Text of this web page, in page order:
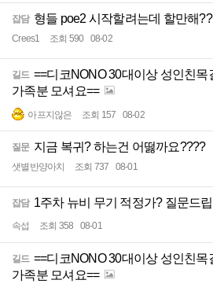
잡담 형들 poe2 시작할려는데 할만해??
Crees1 조회 590 08-02
길드 ==디코NONO 30대이상 성인친목
가족분 모셔요==
아프지않은 조회 157 08-02
질문 지금 복귀? 하는건 어떯까요????
샛별반양아치 조회 737 08-01
잡담 1주차 뉴비 무기 적정가? 질문드
속섭 조회 358 08-01
길드 ==디코NONO 30대이상 성인친목
가족분 모셔요==